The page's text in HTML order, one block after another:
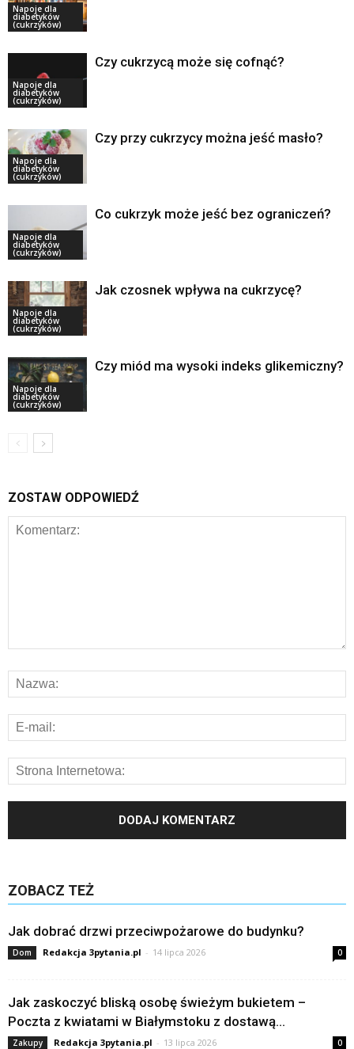
Napoje dla
diabetyków
(cukrzyków)
Napoje dla
diabetyków
(cukrzyków)
Czy cukrzycą może się cofnąć?
Napoje dla
diabetyków
(cukrzyków)
Czy przy cukrzycy można jeść masło?
Napoje dla
diabetyków
(cukrzyków)
Co cukrzyk może jeść bez ograniczeń?
Napoje dla
diabetyków
(cukrzyków)
Jak czosnek wpływa na cukrzycę?
Napoje dla
diabetyków
(cukrzyków)
Czy miód ma wysoki indeks glikemiczny?
ZOSTAW ODPOWIEDŹ
ZOBACZ TEŻ
Jak dobrać drzwi przeciwpożarowe do budynku?
Dom Redakcja 3pytania.pl - 14 lipca 2026 0
Jak zaskoczyć bliską osobę świeżym bukietem –
Poczta z kwiatami w Białymstoku z dostawą...
Zakupy Redakcja 3pytania.pl - 13 lipca 2026 0